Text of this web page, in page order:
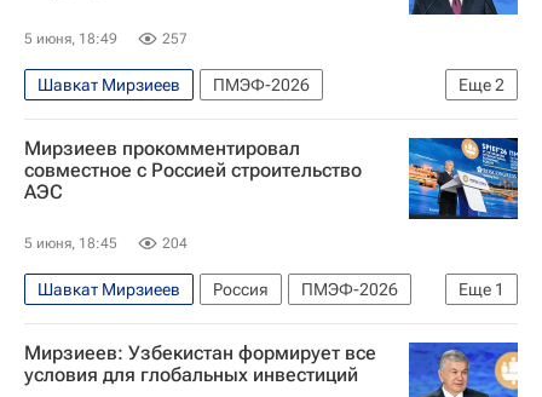
5 июня, 18:49 257
Еще2
Шавкат Мирзиеев
ПМЭФ-2026
Узбекистан
Россия
Мирзиеев прокомментировал
совместное с Россией строительство
АЭС
5 июня, 18:45 204
Еще 1
Шавкат Мирзиеев Россия
ПМЭФ-2026
Узбекистан
Мирзиеев: Узбекистан формирует все
условия для глобальных инвестиций